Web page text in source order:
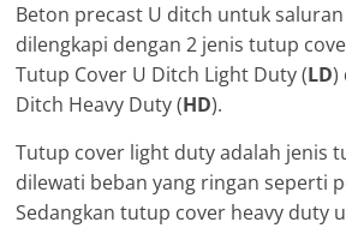
Beton precast U ditch untuk
dilengkapi dengan 2 jenis tutup
Tutup Cover U Ditch Light Duty (LD)
Ditch Heavy Duty (HD).
Tutup cover light duty adalah jenis
dilewati beban yang ringan seperti
Sedangkan tutup cover heavy duty